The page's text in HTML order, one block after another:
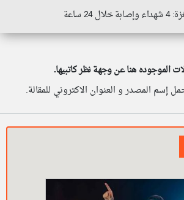
24 ساعة
الموجوده هنا عن وجهة نظر كاتبيها.
إسم المصدر و العنوان الاكتروني للمقالة.